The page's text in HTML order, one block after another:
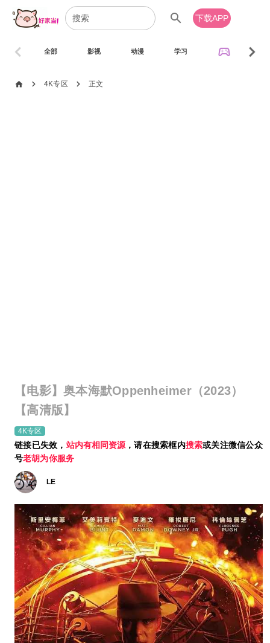
search 下载APP
全部 影视 动漫 学习 sports_esports
chevron_left chevron_right
home chevron_right 4K专区 chevron_right 正文
【电影】奥本海默Oppenheimer（2023）
【高清版】
4K专区
链接已失效， 站内有相同资源 ，请在搜索框内搜索或关注微信公众
号老胡为你服务
LE